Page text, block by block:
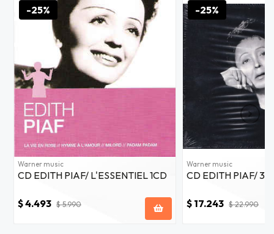
-25%
Warner music
CD EDITH PIAF/ L'ESSENTIEL 1CD
$ 4.493 $ 5.990
-25%
Warner music
CD EDITH PIAF/
$ 17.243 $ 22.990